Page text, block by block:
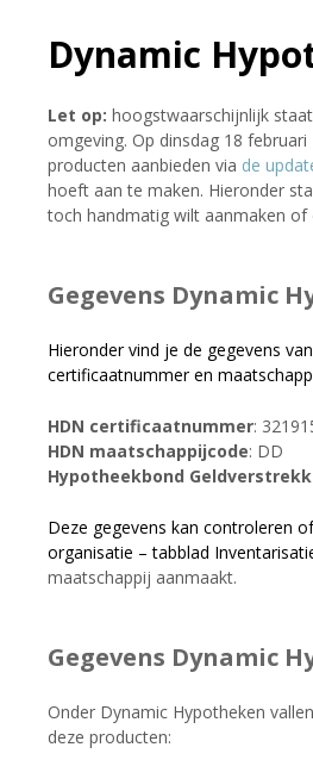
Dynamic
Let op: hoogstwaarschijnlijk
omgeving. Op dinsdag 18
producten aanbieden via de
hoeft aan te maken. Hieronder
toch handmatig wilt aanmaken of
Gegevens Dynamic
Hieronder vind je de gegevens
certificaatnummer en
HDN certificaatnummer:
HDN maatschappijcode: DD
Hypotheekbond
Deze gegevens kan controleren
organisatie – tabblad
maatschappij aanmaakt.
Gegevens Dynamic
Onder Dynamic Hypotheken
deze producten: